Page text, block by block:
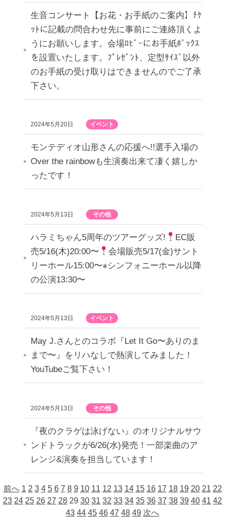
生音コンサート【お花・お手紙のご案内】ﾁｹ
ｯﾄに記載の問合わせ先に事前にご連絡頂くよ
うにお願いします。会場ﾛﾋﾞｰにお手紙ﾎﾞｯｸｽ
を設置いたします。ﾌﾟﾚｾﾞﾝﾄ、定型ｻｲｽﾞ以外
のお手紙の受け取りはできませんのでご了承
下さい。
2024年5月20日 イベント
モンテディオ山形さんの応援へ!!選手入場の
Over the rainbowも生演奏出来て凄く嬉しか
ったです！
2024年5月13日 その他
ハラミちゃん5周年のツアーグッズ!
EC販
売5/16(木)20:00〜
会場販売5/17(金)サント
リーホール15:00〜※シンフォニーホール以降
の公演13:30〜
2024年5月13日 イベント
May J.さんとのコラボ『Let It Go〜ありのま
まで〜』をリハなしで熱演してみました！
YouTubeご覧下さい！
2024年5月13日 その他
『夜のクラゲは泳げない』のオリジナルサウ
ンドトラックが6/26(水)発売！一部楽曲のア
レンジ&演奏を担当しています！
前へ 1 2 3 4 5 6 7 8 9 10 11 12 13 14 15 16 17 18 19 20 21 22
23 24 25 26 27 28 29 30 31 32 33 34 35 36 37 38 39 40 41 42
43 44 45 46 47 48 49 次へ